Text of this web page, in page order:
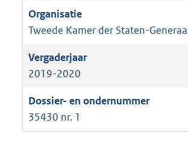
Tweede Kamer der Staten-
2019-2020
35430 nr. 1